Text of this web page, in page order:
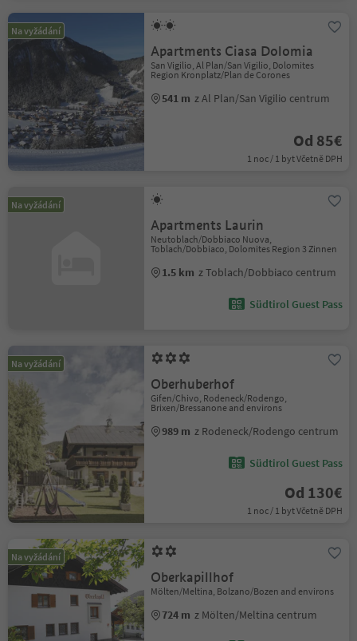
Na vyžádání
Apartments Ciasa Dolomia
San Vigilio, Al Plan/San Vigilio, Dolomites
Region Kronplatz/Plan de Corones
541 m z Al Plan/San Vigilio centrum
Od 85€
1 noc / 1 byt Včetně DPH
Na vyžádání
Apartments Laurin
Neutoblach/Dobbiaco Nuova,
Toblach/Dobbiaco, Dolomites Region 3 Zinnen
1.5 km z Toblach/Dobbiaco centrum
Südtirol Guest Pass
Na vyžádání
Oberhuberhof
Gifen/Chivo, Rodeneck/Rodengo,
Brixen/Bressanone and environs
989 m z Rodeneck/Rodengo centrum
Südtirol Guest Pass
Od 130€
1 noc / 1 byt Včetně DPH
Na vyžádání
Oberkapillhof
Mölten/Meltina, Bolzano/Bozen and environs
724 m z Mölten/Meltina centrum